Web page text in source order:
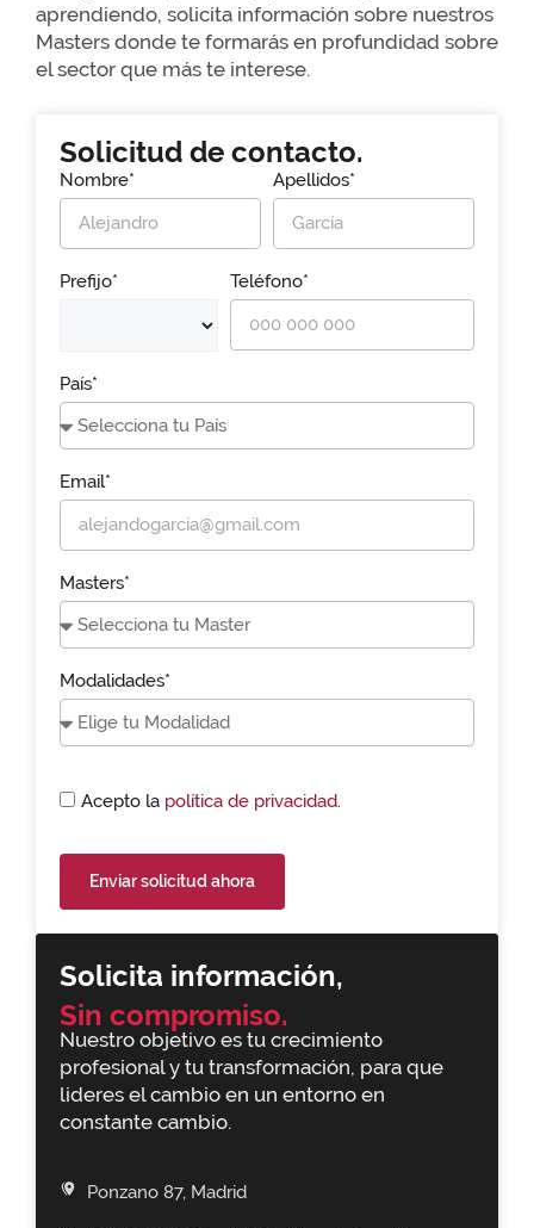
aprendiendo, solicita información sobre nuestros
Masters donde te formarás en profundidad sobre
el sector que más te interese.
Solicita información,
Sin compromiso.
Nuestro objetivo es tu crecimiento
profesional y tu transformación, para que
lideres el cambio en un entorno en
constante cambio.
Ponzano 87, Madrid
Solicitud de contacto.
Nombre* Apellidos*
Prefijo* Teléfono*
País*
Email*
Masters*
Modalidades*
Acepto la política de privacidad.
Enviar solicitud ahora